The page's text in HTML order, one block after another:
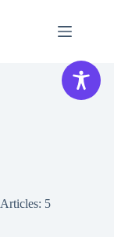
Articles: 5